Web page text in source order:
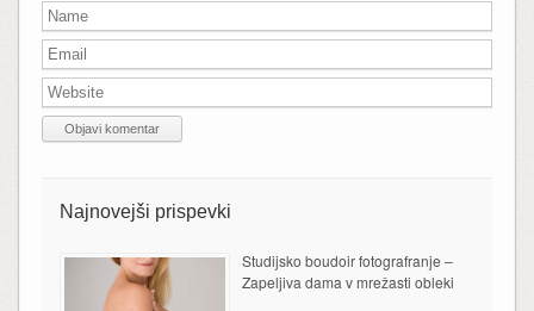
Najnovejši prispevki
Studijsko boudoir fotografranje –
Zapeljiva dama v mrežasti obleki